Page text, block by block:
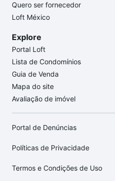
Quero ser fornecedor
Loft México
Explore
Portal Loft
Lista de Condomínios
Guia de Venda
Mapa do site
Avaliação de imóvel
Portal de Denúncias
Políticas de Privacidade
Termos e Condições de Uso